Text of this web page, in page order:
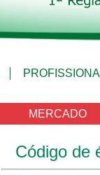
MERCADO
Código de